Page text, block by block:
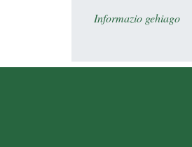
Informazio gehiago